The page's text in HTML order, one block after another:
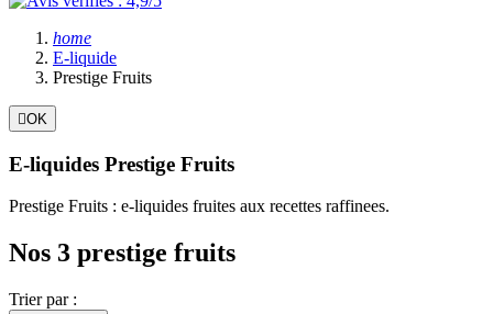
home
E-liquide
Prestige Fruits
Filtres:
Effacer les filtres
Classification aromatique
Fruité
Contenance
PG/VG
OK
E-liquides Prestige Fruits
Prestige Fruits : e-liquides fruites aux recettes raffinees.
Nos 3 prestige fruits
Trier par :